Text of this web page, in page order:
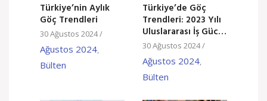
Türkiye’nin Aylık
Göç Trendleri
30 Ağustos 2024/
Ağustos 2024,
Bülten
Türkiye’de Göç
Trendleri: 2023 Yılı
Uluslararası İş Gücü
ve Çalışma İzinleri
İstatistikleri
30 Ağustos 2024/
Ağustos 2024,
Bülten